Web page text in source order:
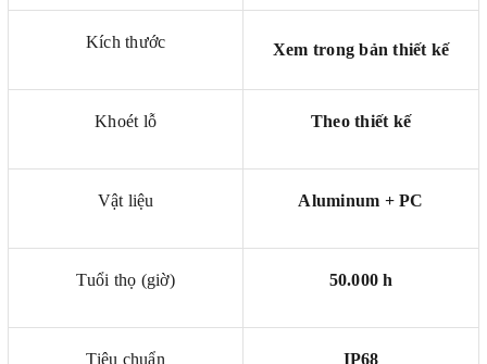
Kích thước Xem trong bản thiết kế
Khoét lỗ Theo thiết kế
Vật liệu Aluminum + PC
Tuổi thọ (giờ) 50.000 h
Tiêu chuẩn IP68